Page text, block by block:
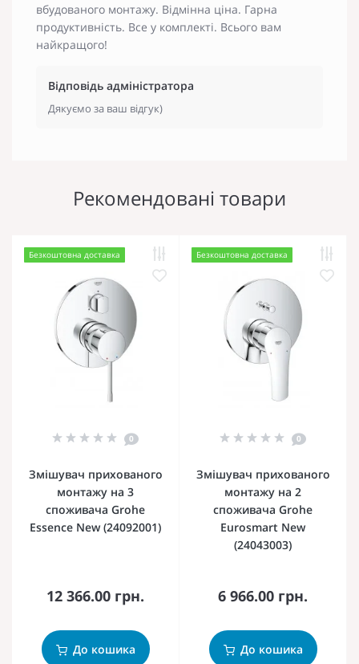
вбудованого монтажу. Відмінна ціна. Гарна
продуктивність. Все у комплекті. Всього вам
найкращого!
Відповідь адміністратора
Дякуємо за ваш відгук)
Рекомендовані товари
Безкоштовна доставка
0
Змішувач прихованого
монтажу на 3
споживача Grohe
Essence New (24092001)
12 366.00 грн.
До кошика
Безкоштовна доставка
0
Змішувач прихованого
монтажу на 2
споживача Grohe
Eurosmart New
(24043003)
6 966.00 грн.
До кошика